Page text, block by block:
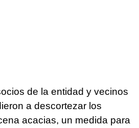
de la entidad y vecinos
a descortezar los
acacias, un medida para